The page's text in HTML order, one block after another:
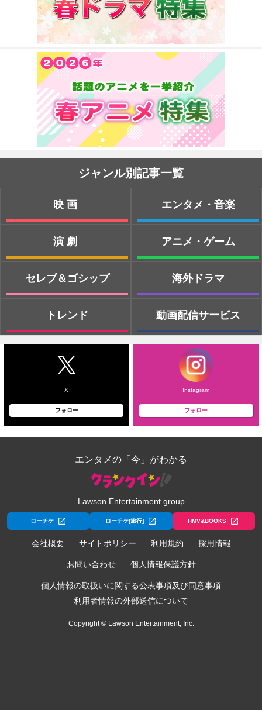
ジャンル別記事一覧
映画
演劇
セレブ＆ゴシップ
トレンド
エンタメ・音楽
アニメ・ゲーム
海外ドラマ
動画配信サービス
X
フォロー
Instagram
フォロー
エンタメの「今」がわかる
Lawson Entertainment group
ローチケ ローチケ[旅行] HMV&BOOKS
会社概要 サイトポリシー 利用規約 採用情報
お問い合わせ 個人情報保護方針
個人情報の取扱いに関する公表事項及び同意事項
利用者情報の外部送信について
Copyright © Lawson Entertainment, Inc.